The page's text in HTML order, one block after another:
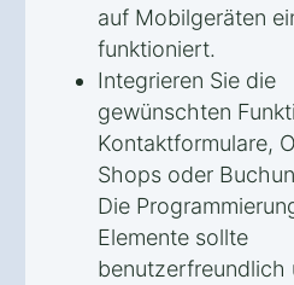
auf Mobilgeräten
funktioniert.
Integrieren Sie die
gewünschten
Kontaktformulare,
Shops oder
Die
Elemente sollte
benutzerfreundlich